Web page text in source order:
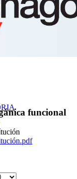
funcional